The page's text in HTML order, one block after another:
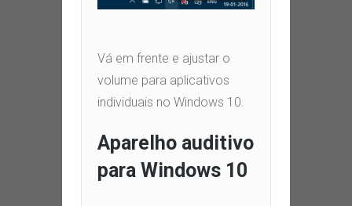
Vá em frente e ajustar o
volume para aplicativos
individuais no Windows 10.
Aparelho auditivo
para Windows 10